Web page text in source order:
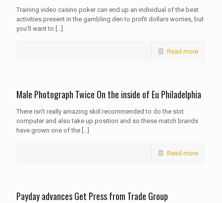
Training video casino poker can end up an individual of the best
activities present in the gambling den to profit dollars worries, but
you’ll want to […]
Read more
Male Photograph Twice On the inside of Eu Philadelphia
There isn’t really amazing skiIl recommended to do the sIot
computer and also take up position and so these match brands
have grown one of the […]
Read more
Payday advances Get Press from Trade Group